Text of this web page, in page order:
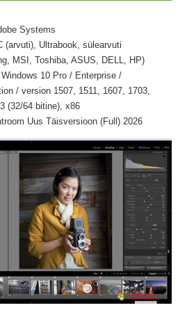
Systems
(arvuti), Ultrabook, sülearvuti
MSI, Toshiba, ASUS, DELL, HP)
10 Pro / Enterprise /
/ version 1507, 1511, 1607, 1703,
(32/64 bitine), x86
Uus Täisversioon (Full) 2026